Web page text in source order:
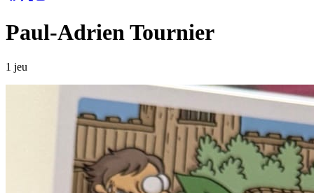
Paul-Adrien Tournier
1 jeu